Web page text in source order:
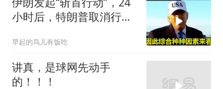
小时后，特朗普取消行
早起的鸟儿有饭吃
讲真，是球网先动手
的！！！